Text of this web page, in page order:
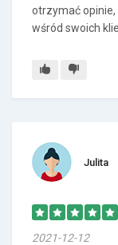
otrzymać
wśród swoich
Julita
2021-12-12